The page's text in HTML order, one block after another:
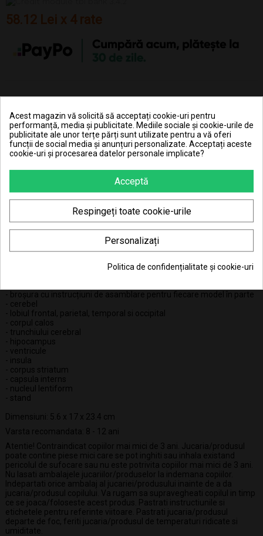
58.12 Lei x 4 rate
DETALII ALE PRODUSULUI
Micii cercetători își pot însuși mai bine cunoștințele despre
divizat, astfel încât unele părți pot fi îndepărtate, observate și
poziționate corect în cadrul mulajului.
- Macheta creier uman
- sabloane realist confectionate
- broșura cu instrucțiuni de asamblare pentru fiecare model în parte
- cerebel
- lobiul frontal, parietal, temporal si occipital
- corpul calos
- trunchiului cerebral
- hipocampus
- ventricule
- insula
- corpus striatum
- capsula interns
- nucleul lentiform
- stand
Dimensiuni: 5.6 x 17 x 23.4 cm
Varsta recomandata: 8 - 12 ani
Atentie! Contraindicat copiilor mai mici de 3 ani. Jucaria/produsul
poate contine piese mici care se pot inghiti sau inhala existand
pericolul de sufocare sau nu este potrivita copiilor mai mici de 3 ani.
Nu lasati ambalajele jucariilor/produselor la indemana copiilor.
Indepartati orice ambalaj al jucariei/produsului inainte de a da
jucaria/produsul copilului. Va rugam sa supravegheati copilul in timp
ce se joaca/foloseste acest produs. Pastrati instructiunile si
etichetele pentru referinte viitoare. Pastrati jucaria/produsul
departe de foc, feriti jucaria/produsul de temperaturi ridicate si
umiditate.
Acest magazin vă solicită să acceptați cookie-uri pentru
performanță, media și publicitate. Mediile sociale și cookie-urile de
publicitate ale unor terțe părți sunt utilizate pentru a vă oferi
funcții de social media și anunțuri personalizate. Acceptați aceste
cookie-uri și procesarea datelor personale implicate?
Acceptă
Respingeți toate cookie-urile
Personalizați
Politica de confidențialitate și cookie-uri